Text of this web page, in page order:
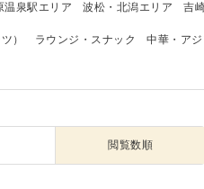
温泉駅エリア 波松・北潟エリア 吉
） ラウンジ・スナック 中華・アジ
閲覧数順